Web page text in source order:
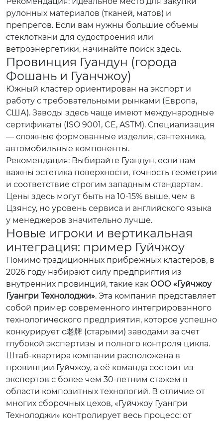
рулонных материалов (тканей, матов) и
препрегов. Если вам нужны большие объемы
стеклоткани для судостроения или
ветроэнергетики, начинайте поиск здесь.
Провинция Гуандун (города
Фошань и Гуанчжоу)
Южный кластер ориентирован на экспорт и
работу с требовательными рынками (Европа,
США). Заводы здесь чаще имеют международные
сертификаты (ISO 9001, CE, ASTM). Специализация
— сложные формованные изделия, сантехника,
автомобильные компоненты.
Рекомендация: Выбирайте Гуандун, если вам
важны эстетика поверхности, точность геометрии
и соответствие строгим западным стандартам.
Цены здесь могут быть на 10-15% выше, чем в
Цзянсу, но уровень сервиса и английского языка
у менеджеров значительно лучше.
Новые игроки и вертикальная
интеграция: пример Гуйчжоу
Помимо традиционных прибрежных кластеров, в
2026 году набирают силу предприятия из
внутренних провинций, такие как ООО «Гуйчжоу
Гуангри Технолоджи». Эта компания представляет
собой пример современного интегрированного
технологического предприятия, которое успешно
конкурирует с老牌 (старыми) заводами за счет
глубокой экспертизы и полного контроля цикла.
Штаб-квартира компании расположена в
провинции Гуйчжоу, а её команда состоит из
экспертов с более чем 30-летним стажем в
области композитных технологий. В отличие от
многих сборочных цехов, «Гуйчжоу Гуангри
Технолоджи» контролирует весь процесс: от